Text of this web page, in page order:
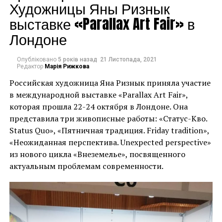
“Група людей
намагалася вкрасти
мурал Бенксі. Вони
вирізали роботу зі
стіни зруйнованого
росіянами будинку”, –
повідомив губернатор
Києва Олексій Кулеба у
своєму дописі в
Telegram, як
повідомляють
численні ЗМІ.
Герхард Ріхтер. ©WERNER BARTSCH
“Я знаю Девіда з
дитинства, оскільки
вже в 1960-х роках
тісно співпрацював з
його батьком,
Рудольфом
Цвірнером, – сказав
Ріхтер у своїй заяві. “Я
відчуваю, що це є
прекрасною
спадкоємністю
Художницы Яны Ризнык
выставке «Parallax Art Fair» в
Лондоне
Опубліковано 5 років назад 21 Листопада, 2021
Редактор Марія Рижкова
Российская художница Яна Ризнык приняла участие
в международной выставке «Parallax Art Fair»,
которая прошла 22-24 октября в Лондоне. Она
представила три живописные работы: «Статус-Кво.
Status Quo», «Пятничная традиция. Friday tradition»,
«Неожиданная перспектива. Unexpected perspective»
из нового цикла «Внеземелье», посвященного
актуальным проблемам современности.